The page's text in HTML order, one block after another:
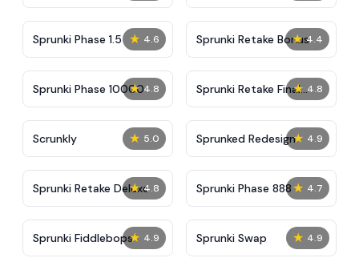
★ 4.6
Sprunki Phase 1.5 ★ 4.4
Sprunki Retake Bonus
★ 4.8
Sprunki Phase 10000 ★ 4.8
Sprunki Retake Final
Update
★ 5.0
Scrunkly ★ 4.9
Sprunked Redesign
★ 4.8
Sprunki Retake Deluxe ★ 4.7
Sprunki Phase 888
★ 4.9
Sprunki Fiddlebops ★ 4.9
Sprunki Swap